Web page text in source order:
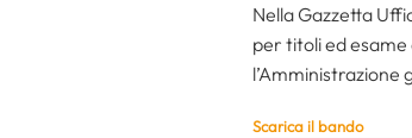
Nella Gazzetta
per titoli ed
l’Amministrazione
Scarica il bando